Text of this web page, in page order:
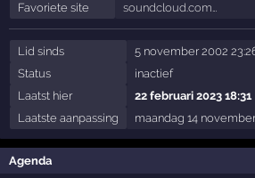
Favoriete site
soundcloud.com…
Lid sinds
5 november 2002
Status
inactief
Laatst hier
22 februari 2023 18:31
Laatste aanpassing
maandag 14 november
Agenda